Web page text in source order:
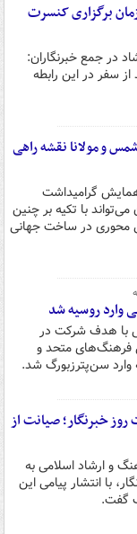
برگزاری کنسرت
در جمع خبرنگاران:
سفر در این رابطه
و مولانا نقشه راهی
گرامیداشت
با تکیه بر چنین
محوری در ساخت جهانی
وارد روسیه شد
با هدف شرکت در
فرهنگ‌های متحد و
وارد سن‌پترزبورگ شد.
روز خبرنگار؛ صیانت از
و ارشاد اسلامی به
خبرنگار، با انتشار پیامی این
گفت.